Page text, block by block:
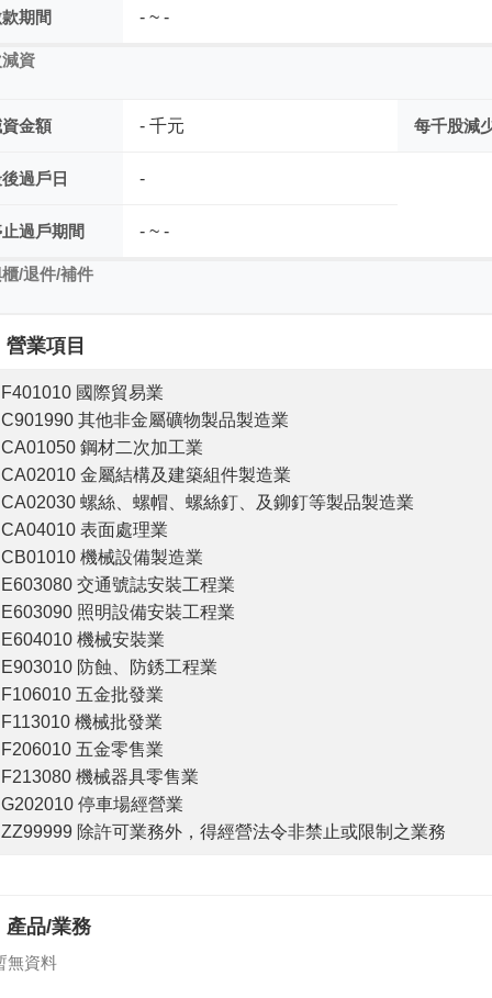
期間 - ~ -
資
金額 - 千元 每千股減
過戶日 -
過戶期間 - ~ -
/退件/補件
營業項目
F401010 國際貿易業
C901990 其他非金屬礦物製品製造業
CA01050 鋼材二次加工業
CA02010 金屬結構及建築組件製造業
CA02030 螺絲、螺帽、螺絲釘、及鉚釘等製品製造業
CA04010 表面處理業
CB01010 機械設備製造業
E603080 交通號誌安裝工程業
E603090 照明設備安裝工程業
E604010 機械安裝業
E903010 防蝕、防銹工程業
F106010 五金批發業
F113010 機械批發業
F206010 五金零售業
F213080 機械器具零售業
G202010 停車場經營業
ZZ99999 除許可業務外，得經營法令非禁止或限制之業務
產品/業務
無資料